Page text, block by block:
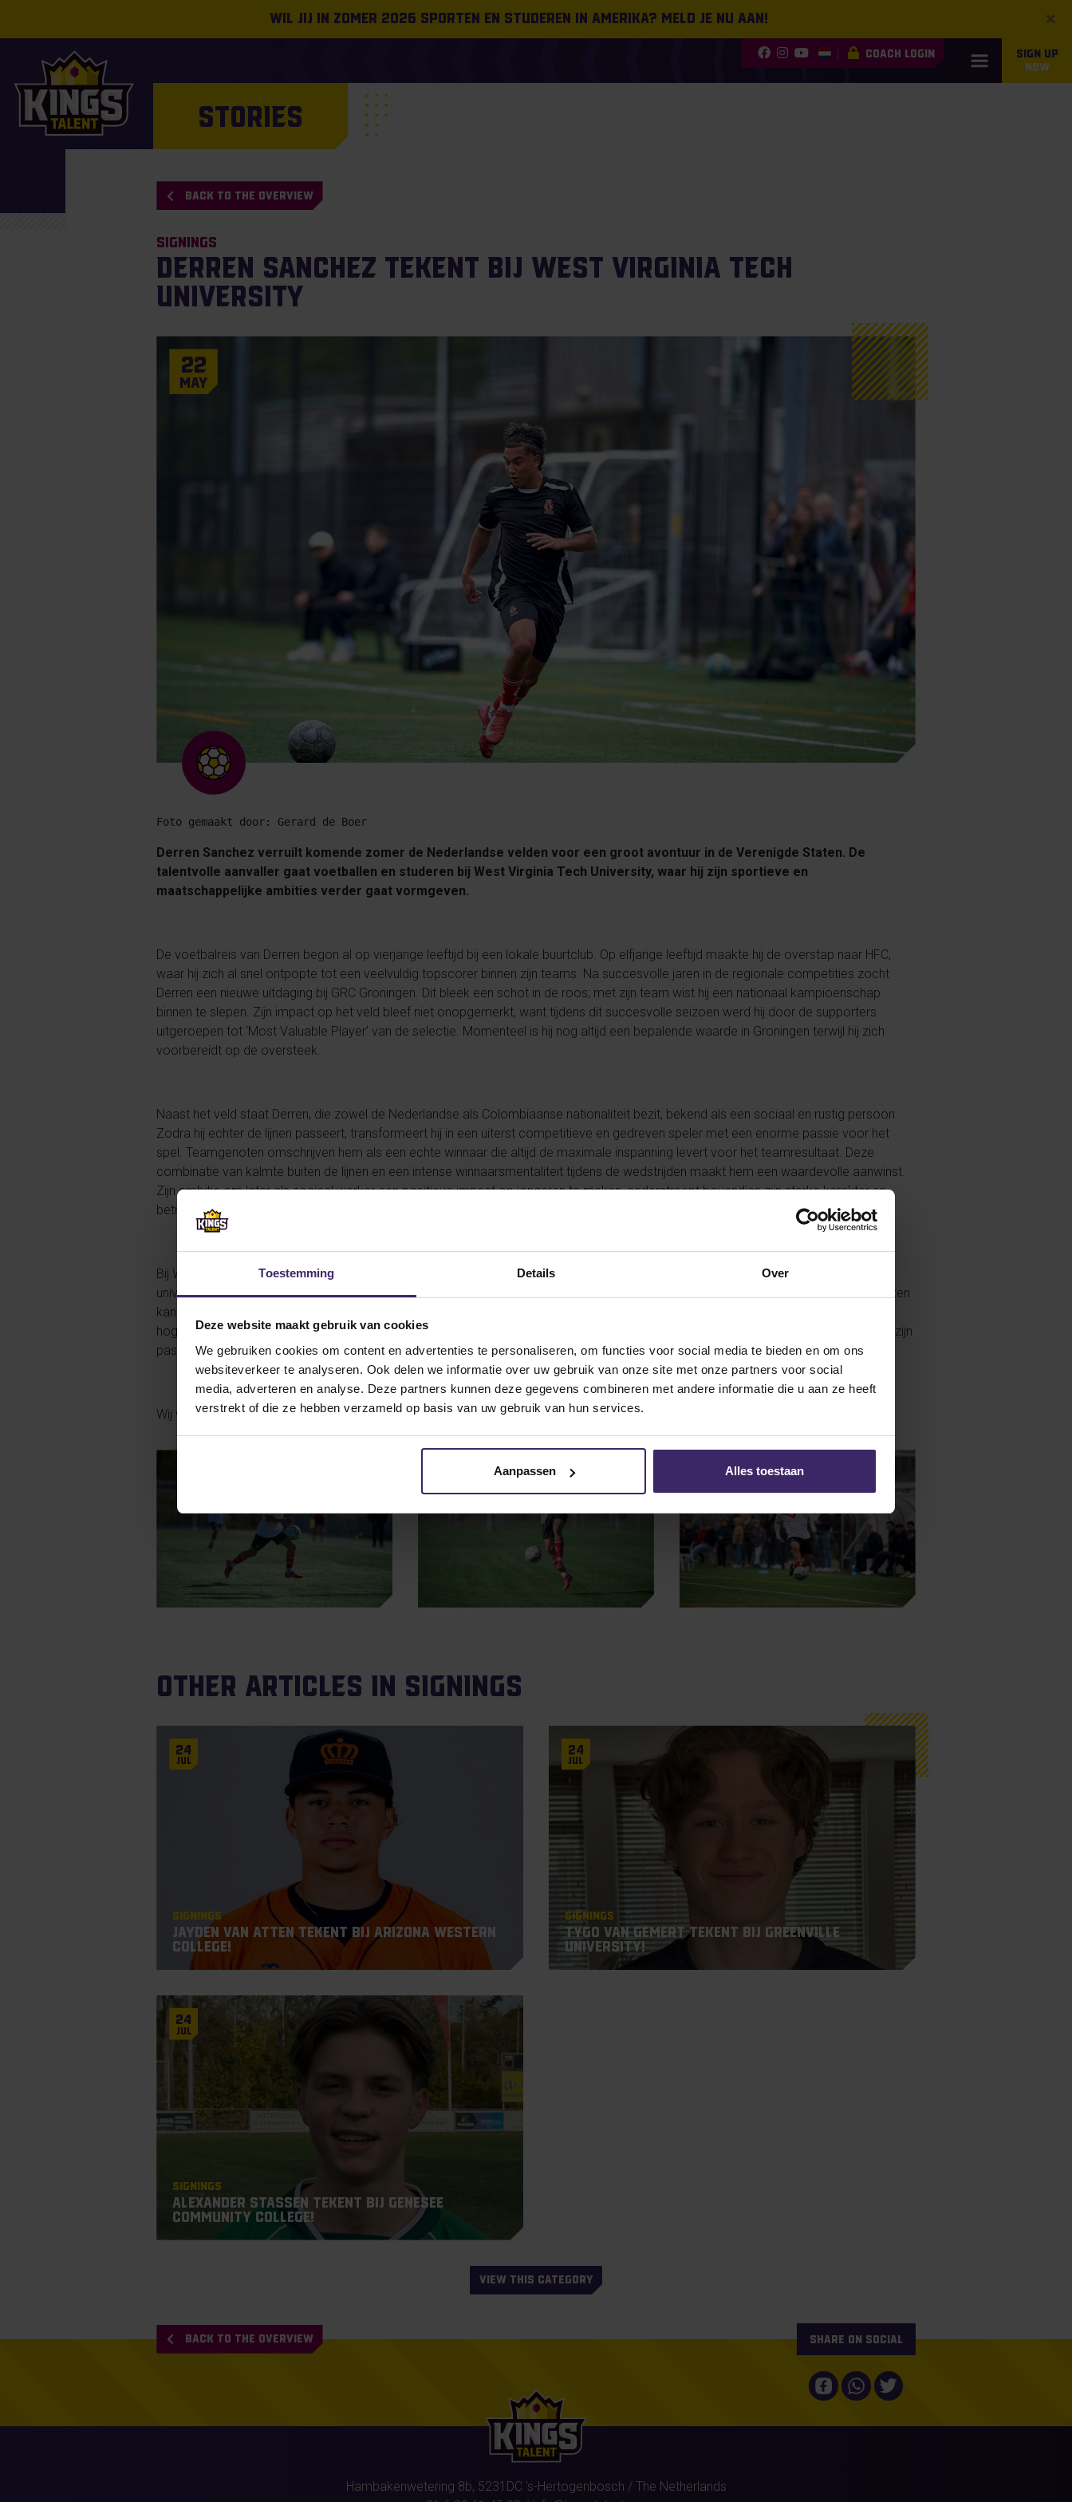
Toestemming Details Over
Deze website maakt gebruik van cookies
We gebruiken cookies om content en advertenties te personaliseren, om functies voor social media te bieden en om ons
websiteverkeer te analyseren. Ook delen we informatie over uw gebruik van onze site met onze partners voor social
media, adverteren en analyse. Deze partners kunnen deze gegevens combineren met andere informatie die u aan ze heeft
verstrekt of die ze hebben verzameld op basis van uw gebruik van hun services.
Aanpassen Alles toestaan
×
Wil jij in zomer 2026 sporten en studeren in Amerika? Meld je nu aan!
COACH LOGIN
SIGN UP
NOW
STORIES
BACK TO THE OVERVIEW
Signings
Derren Sanchez tekent bij West Virginia Tech
University
22
May
Foto gemaakt door: Gerard de Boer
Derren Sanchez verruilt komende zomer de Nederlandse velden voor een groot avontuur in de Verenigde Staten. De
talentvolle aanvaller gaat voetballen en studeren bij West Virginia Tech University, waar hij zijn sportieve en
maatschappelijke ambities verder gaat vormgeven.
De voetbalreis van Derren begon al op vierjarige leeftijd bij een lokale buurtclub. Op elfjarige leeftijd maakte hij de overstap naar HFC,
waar hij zich al snel ontpopte tot een veelvuldig topscorer binnen zijn teams. Na succesvolle jaren in de regionale competities zocht
Derren een nieuwe uitdaging bij GRC Groningen. Dit bleek een schot in de roos; met zijn team wist hij een nationaal kampioenschap
binnen te slepen. Zijn impact op het veld bleef niet onopgemerkt, want tijdens dit succesvolle seizoen werd hij door de supporters
uitgeroepen tot ‘Most Valuable Player’ van de selectie. Momenteel is hij nog altijd een bepalende waarde in Groningen terwijl hij zich
voorbereidt op de oversteek.
Naast het veld staat Derren, die zowel de Nederlandse als Colombiaanse nationaliteit bezit, bekend als een sociaal en rustig persoon.
Zodra hij echter de lijnen passeert, transformeert hij in een uiterst competitieve en gedreven speler met een enorme passie voor het
spel. Teamgenoten omschrijven hem als een echte winnaar die altijd de maximale inspanning levert voor het teamresultaat. Deze
combinatie van kalmte buiten de lijnen en een intense winnaarsmentaliteit tijdens de wedstrijden maakt hem een waardevolle aanwinst.
Zijn ambitie om later als sociaal werker een positieve impact op jongeren te maken, onderstreept bovendien zijn sterke karakter en
betrokkenheid.
Bij West Virginia Tech University treedt Derren in de voetsporen van andere talenten die via KingsTalent eerder de stap naar deze
universiteit maakten. Met de komst van Sanchez haalt het team een creatieve aanvaller in huis die overal in de voorhoede uit de voeten
kan. Hij is tweebenig, beschikt over een uitstekende techniek en is levensgevaarlijk in de één-tegen-één duels. Zijn directe speelstijl en
hoge intensiteit bij het drukzetten passen perfect bij het Amerikaanse voetbal. De universiteit biedt hem bovendien de ideale plek om zijn
passie voor Social Work verder te volgen.
Wij wensen Derren heel veel plezier en succes bij West Virginia Tech University!
Other articles in Signings
24
Jul
Signings
Jayden Van Atten tekent bij Arizona Western
College!
24
Jul
Signings
Tygo van Gemert tekent bij Greenville
University!
24
Jul
Signings
Alexander Stassen tekent bij Genesee
Community College!
VIEW THIS CATEGORY
BACK TO THE OVERVIEW Share on social
Hambakenwetering 8b, 5231DC 's-Hertogenbosch / The Netherlands